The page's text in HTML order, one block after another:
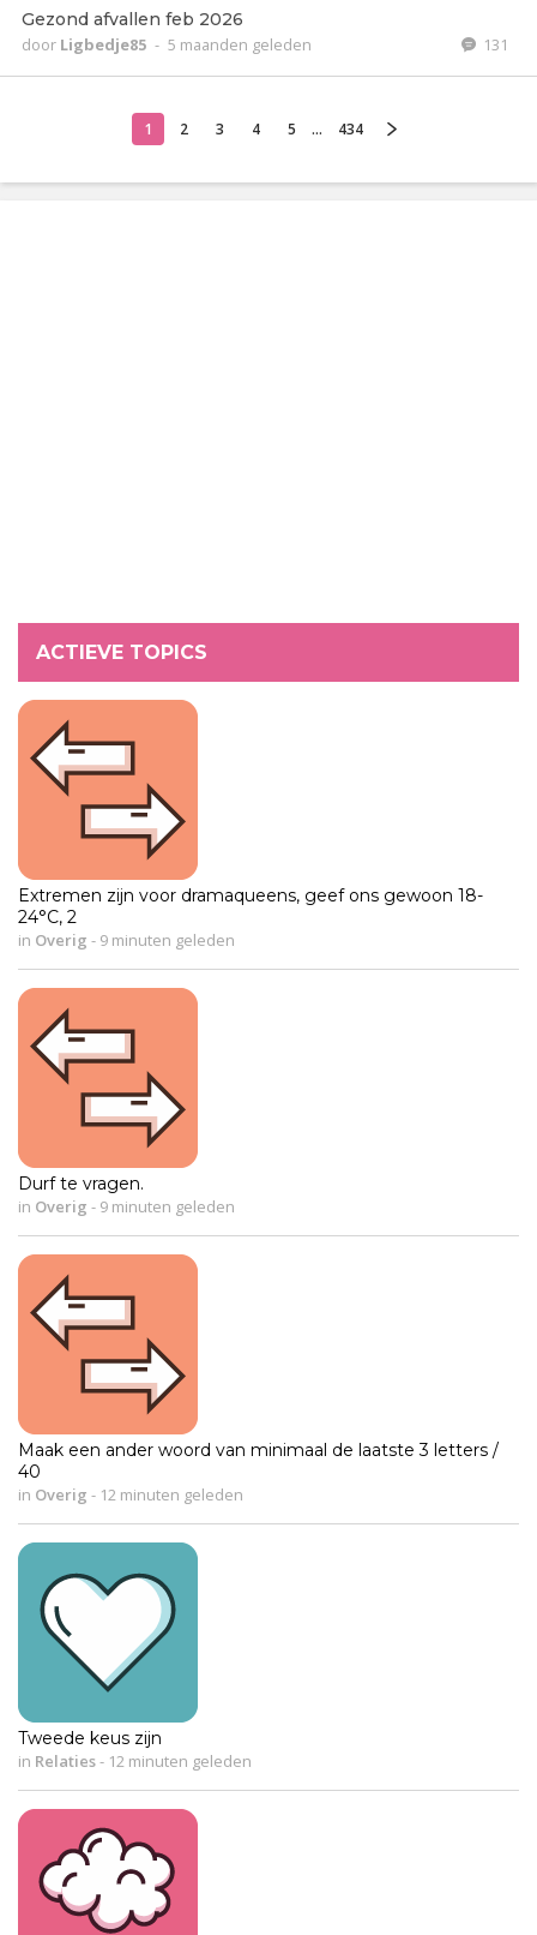
Gezond afvallen feb 2026
door Ligbedje85 - 5 maanden geleden 131
1 2 3 4 5 ... 434
ACTIEVE TOPICS
Extremen zijn voor dramaqueens, geef ons gewoon 18-
24°C, 2
in Overig - 9 minuten geleden
Durf te vragen.
in Overig - 9 minuten geleden
Maak een ander woord van minimaal de laatste 3 letters /
40
in Overig - 12 minuten geleden
Tweede keus zijn
in Relaties- 12 minuten geleden